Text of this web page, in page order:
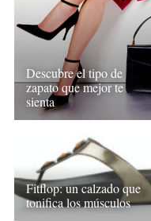
Descubre el tipo de
zapato que mejor te
sienta
Fitflop: un calzado que
tonifica los músculos